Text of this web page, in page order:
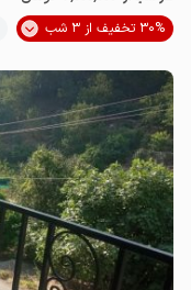
30% تخفیف از 3 شب